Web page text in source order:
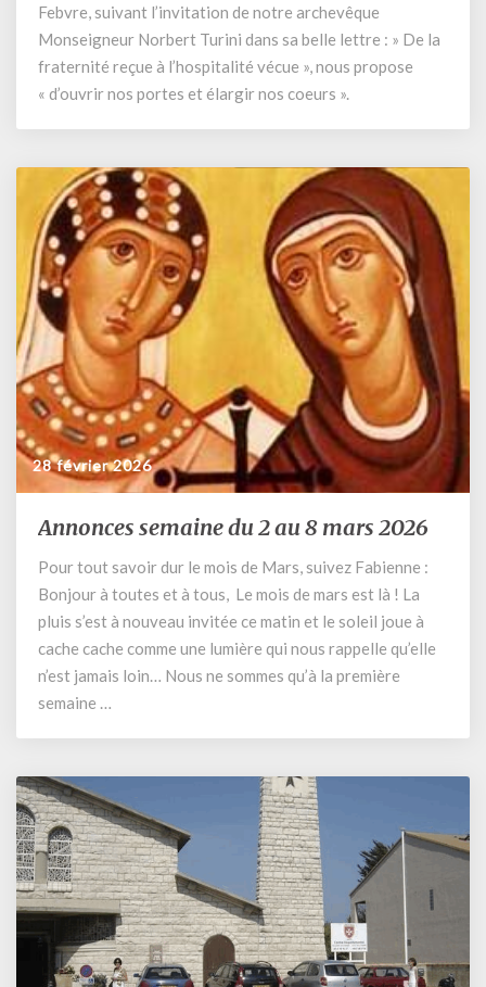
nous
invite
à
changer
coeurs
pratiques
Febvre, suivant l’invitation de notre archevêque
Monseigneur Norbert Turini dans sa belle lettre : » De la
fraternité reçue à l’hospitalité vécue », nous propose
« d’ouvrir nos portes et élargir nos coeurs ».
28 février 2026
Annonces
du
2
au
8
mars
2026
Annonces semaine du 2 au 8 mars 2026
Pour tout savoir dur le mois de Mars, suivez Fabienne :
Bonjour à toutes et à tous, Le mois de mars est là ! La
pluis s’est à nouveau invitée ce matin et le soleil joue à
cache cache comme une lumière qui nous rappelle qu’elle
n’est jamais loin… Nous ne sommes qu’à la première
semaine …